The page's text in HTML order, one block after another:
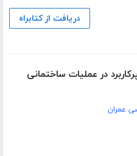
دریافت از کتابراه
در عملیات ساختمانی
عمران